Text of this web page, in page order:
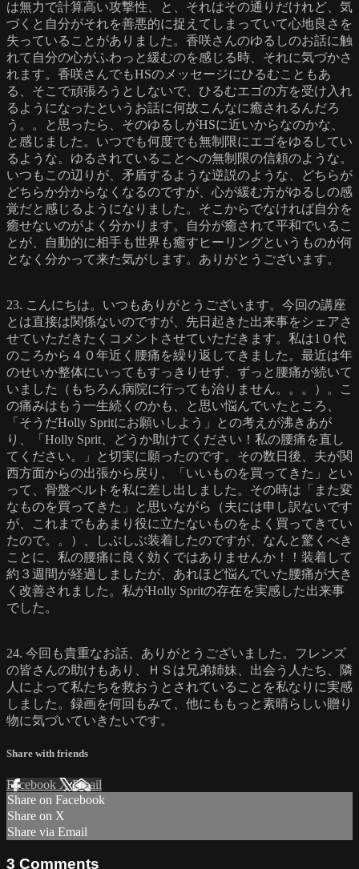
は無力で計算高い攻撃性、と、それはその通りだけれど、気
づくと自分がそれを善悪的に捉えてしまっていて心地良さを
失っていることがありました。香咲さんのゆるしのお話に触
れて自分の心がふわっと緩むのを感じる時、それに気づかさ
れます。香咲さんでもHSのメッセージにひるむこともあ
る、そこで頑張ろうとしないで、ひるむエゴの方を受け入れ
るようになったというお話に何故こんなに癒されるんだろ
う。。と思ったら、そのゆるしがHSに近いからなのかな、
と感じました。いつでも何度でも無制限にエゴをゆるしてい
るような。ゆるされていることへの無制限の信頼のような。
いつもこの辺りが、矛盾するような逆説のような、どちらが
どちらか分からなくなるのですが、心が緩む方がゆるしの感
覚だと感じるようになりました。そこからでなければ自分を
癒せないのがよく分かります。自分が癒されて平和でいるこ
とが、自動的に相手も世界も癒すヒーリングというものが何
となく分かって来た気がします。ありがとうございます。
23. こんにちは。いつもありがとうございます。今回の講座
とは直接は関係ないのですが、先日起きた出来事をシェアさ
せていただきたくコメントさせていただきます。私は1０代
のころから４０年近く腰痛を繰り返してきました。最近は年
のせいか整体にいってもすっきりせず、ずっと腰痛が続いて
いました（もちろん病院に行っても治りません。。。）。こ
の痛みはもう一生続くのかも、と思い悩んでいたところ、
「そうだHolly Spritにお願いしよう」との考えが沸きあが
り、「Holly Sprit、どうか助けてください！私の腰痛を直し
てください。」と切実に願ったのです。その数日後、夫が関
西方面からの出張から戻り、「いいものを買ってきた」とい
って、骨盤ベルトを私に差し出しました。その時は「また変
なものを買ってきた」と思いながら（夫には申し訳ないです
が、これまでもあまり役に立たないものをよく買ってきてい
たので。。）、しぶしぶ装着したのですが、なんと驚くべき
ことに、私の腰痛に良く効くではありませんか！！装着して
約３週間が経過しましたが、あれほど悩んでいた腰痛が大き
く改善されました。私がHolly Spritの存在を実感した出来事
でした。
24. 今回も貴重なお話、ありがとうございました。フレンズ
の皆さんの助けもあり、ＨＳは兄弟姉妹、出会う人たち、隣
人によって私たちを救おうとされていることを私なりに実感
しました。録画を何回もみて、他にももっと素晴らしい贈り
物に気づいていきたいです。
Share with friends
Facebook XEmail
Share on Facebook
Share on X
Share via Email
3 Comments